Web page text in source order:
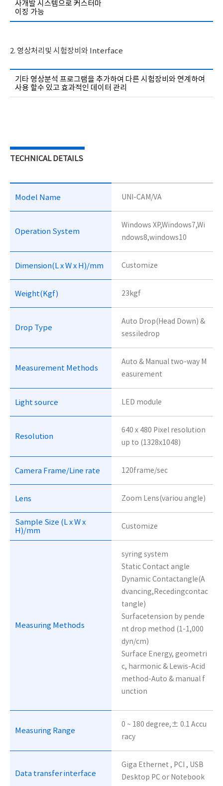
사개발 시스템으로 커스터마
이징 가능
2. 영상처리및 시험장비와 Interface
기타 영상분석 프로그램을 추가하여 다른 시험장비와 연계하여
사용 할수 있고 효과적인 데이터 관리
TECHNICAL DETAILS
Model Name UNI-CAM/VA
Operation System
Windows XP,Windows7,Wi
ndows8,windows10
Dimension(L x W x H)/mm Customize
Weight(Kgf) 23kgf
Drop Type
Auto Drop(Head Down) &
sessiledrop
Measurement Methods
Auto & Manual two-way M
easurement
Light source LED module
Resolution
640 x 480 Pixel resolution
up to (1328x1048)
Camera Frame/Line rate 120frame/sec
Lens Zoom Lens(variou angle)
Sample Size (L x W x
H)/mm
Customize
Measuring Methods
syring system
Static Contact angle
Dynamic Contactangle(A
dvancing,Recedingcontac
tangle)
Surfacetension by pende
nt drop method (1-1,000
dyn/cm)
Surface Energy, geometri
c, harmonic & Lewis-Acid
method-Auto & manual f
unction
Measuring Range
0 ~ 180 degree,± 0.1 Accu
racy
Data transfer interface
Giga Ethernet , PCI , USB
Desktop PC or Notebook